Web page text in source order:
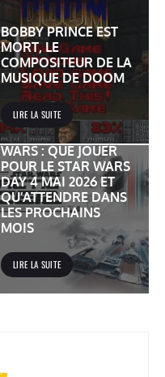
BOBBY PRINCE EST
MORT, LE
COMPOSITEUR DE LA
MUSIQUE DE DOOM
LIRE LA SUITE
JEUX VIDÉO STAR
WARS : QUE JOUER
POUR LE STAR WARS
DAY 4 MAI 2026 ET
QU’ATTENDRE DANS
LES PROCHAINS
MOIS
LIRE LA SUITE